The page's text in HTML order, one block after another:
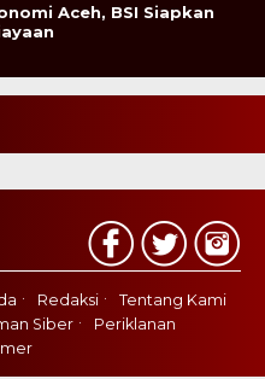
Aceh, BSI Siapkan
Redaksi
Tentang Kami
Siber
Periklanan